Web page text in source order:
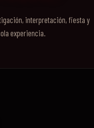
interpretación, fiesta y
experiencia.